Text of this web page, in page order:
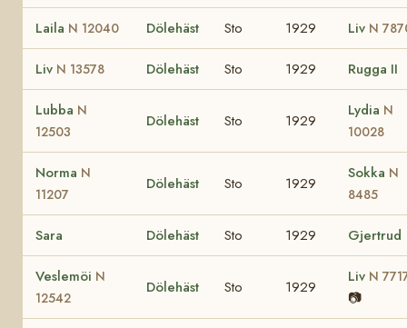
Laila N 12040 Dölehäst Sto 1929 Liv N
Liv N 13578 Dölehäst Sto 1929 Rugga II
Lubba N
12503
Dölehäst Sto 1929
Lydia N
10028
Norma N
11207
Dölehäst Sto 1929
Sokka N
8485
Sara Dölehäst Sto 1929 Gjertrud
Veslemöi N
12542
Dölehäst Sto 1929
Liv N
📷